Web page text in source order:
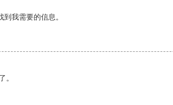
我需要的信息。
。